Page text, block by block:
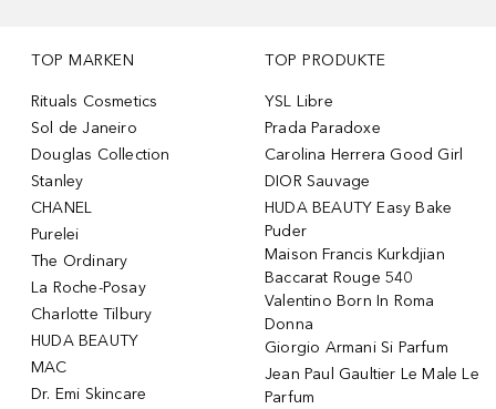
TOP MARKEN
Rituals Cosmetics
Sol de Janeiro
Douglas Collection
Stanley
CHANEL
Purelei
The Ordinary
La Roche-Posay
Charlotte Tilbury
HUDA BEAUTY
MAC
Dr. Emi Skincare
TOP PRODUKTE
YSL Libre
Prada Paradoxe
Carolina Herrera Good Girl
DIOR Sauvage
HUDA BEAUTY Easy Bake
Puder
Maison Francis Kurkdjian
Baccarat Rouge 540
Valentino Born In Roma
Donna
Giorgio Armani Si Parfum
Jean Paul Gaultier Le Male Le
Parfum